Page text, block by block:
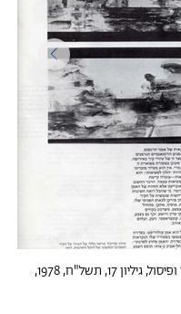
הטקסט כפי שפורסם בציור ופיסול, גיליון 17, תשל"ח, 1978,